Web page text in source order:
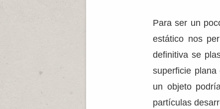
Para ser un
estático nos
definitiva se
superficie
un objeto
partículas